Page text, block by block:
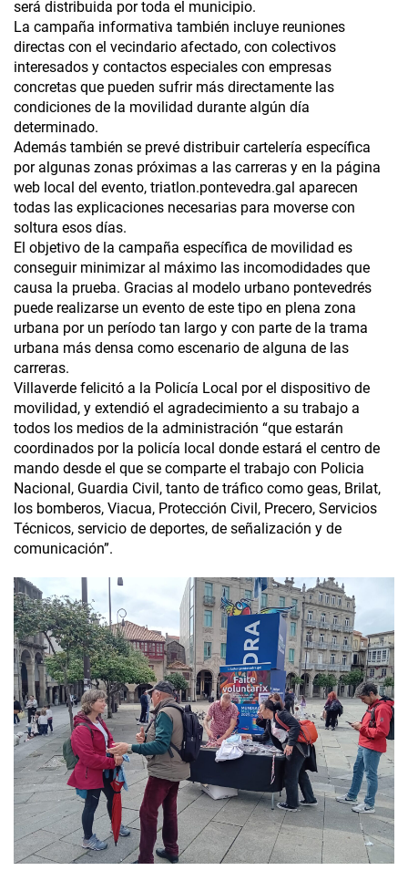
será distribuida por toda el municipio.
La campaña informativa también incluye reuniones
directas con el vecindario afectado, con colectivos
interesados y contactos especiales con empresas
concretas que pueden sufrir más directamente las
condiciones de la movilidad durante algún día
determinado.
Además también se prevé distribuir cartelería específica
por algunas zonas próximas a las carreras y en la página
web local del evento, triatlon.pontevedra.gal aparecen
todas las explicaciones necesarias para moverse con
soltura esos días.
El objetivo de la campaña específica de movilidad es
conseguir minimizar al máximo las incomodidades que
causa la prueba. Gracias al modelo urbano pontevedrés
puede realizarse un evento de este tipo en plena zona
urbana por un período tan largo y con parte de la trama
urbana más densa como escenario de alguna de las
carreras.
Villaverde felicitó a la Policía Local por el dispositivo de
movilidad, y extendió el agradecimiento a su trabajo a
todos los medios de la administración “que estarán
coordinados por la policía local donde estará el centro de
mando desde el que se comparte el trabajo con Policia
Nacional, Guardia Civil, tanto de tráfico como geas, Brilat,
los bomberos, Viacua, Protección Civil, Precero, Servicios
Técnicos, servicio de deportes, de señalización y de
comunicación”.